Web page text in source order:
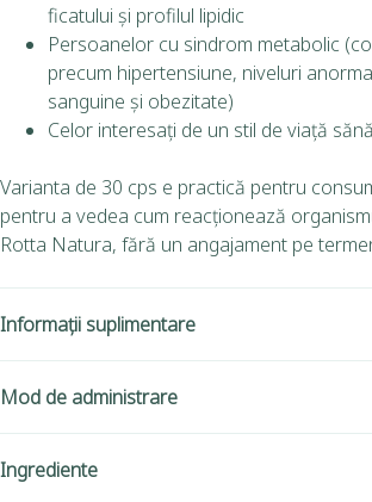
ficatului și profilul lipidic
Persoanelor cu sindrom metabolic
precum hipertensiune, niveluri
sanguine și obezitate)
Celor interesați de un stil de viață
Varianta de 30 cps e practică pentru
pentru a vedea cum reacționează
Rotta Natura, fără un angajament pe
Informații suplimentare
Mod de administrare
Ingrediente